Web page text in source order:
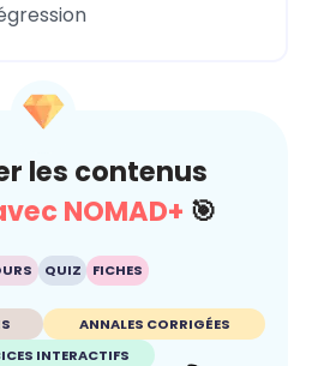
les contenus
NOMAD+ 🎯
QUIZ FICHES
ANNALES CORRIGÉES
INTERACTIFS